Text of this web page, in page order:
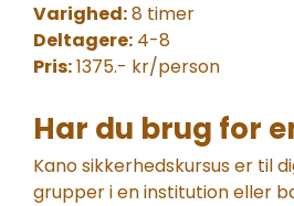
Varighed:8 timer
Deltagere: 4-8
Pris:1375.- kr/person
Har du brug for
Kano sikkerhedskursus er
grupper i en institution eller